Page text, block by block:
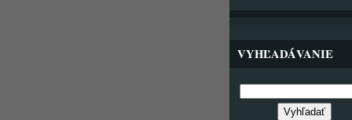
VYHĽADÁVANIE